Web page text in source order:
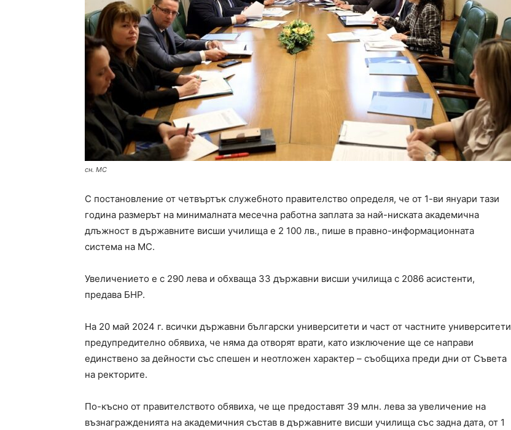
сн. МС
С постановление от четвъртък служебното правителство определя, че от 1-ви януари тази
година размерът на минималната месечна работна заплата за най-ниската академична
длъжност в държавните висши училища е 2 100 лв., пише в правно-информационната
система на МС.
Увеличението е с 290 лева и обхваща 33 държавни висши училища с 2086 асистенти,
предава БНР.
На 20 май 2024 г. всички държавни български университети и част от частните университети
предупредително обявиха, че няма да отворят врати, като изключение ще се направи
единствено за дейности със спешен и неотложен характер – съобщиха преди дни от Съвета
на ректорите.
По-късно от правителството обявиха, че ще предоставят 39 млн. лева за увеличение на
възнагражденията на академичния състав в държавните висши училища със задна дата, от 1